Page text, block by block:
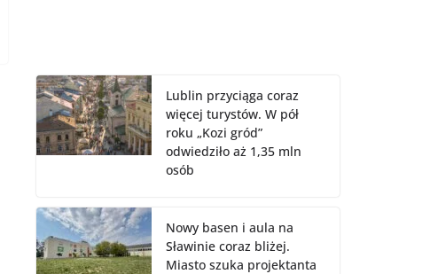
Lublin przyciąga coraz
więcej turystów. W pół
roku „Kozi gród”
odwiedziło aż 1,35 mln
osób
Nowy basen i aula na
Sławinie coraz bliżej.
Miasto szuka projektanta